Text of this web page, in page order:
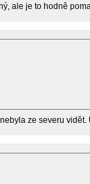
ale je to hodně
ze severu